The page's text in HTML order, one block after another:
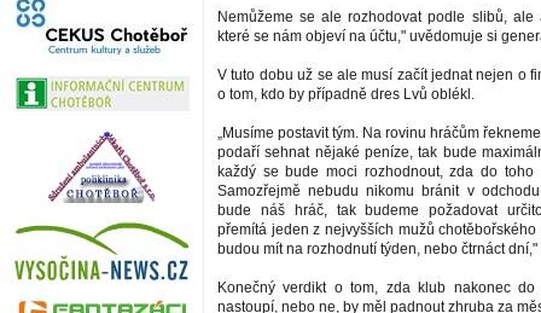
Nemůžeme se ale rozhodovat podle slibů, ale
které se nám objeví na účtu," uvědomuje si
V tuto dobu už se ale musí začít jednat nejen o
o tom, kdo by případně dres Lvů oblékl.
„Musíme postavit tým. Na rovinu hráčům
podaří sehnat nějaké peníze, tak bude
každý se bude moci rozhodnout, zda do toho
Samozřejmě nebudu nikomu bránit v
bude náš hráč, tak budeme požadovat
přemítá jeden z nejvyšších mužů chotěbořského
budou mít na rozhodnutí týden, nebo čtrnáct
Konečný verdikt o tom, zda klub nakonec do
nastoupí, nebo ne, by měl padnout zhruba za